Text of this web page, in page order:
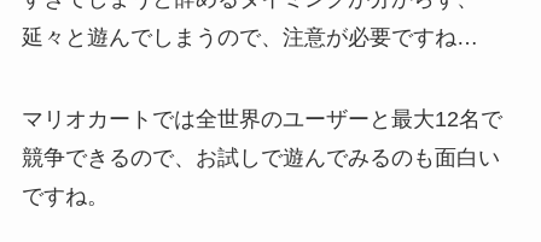
延々と遊んでしまうので、注意が必要ですね…
マリオカートでは全世界のユーザーと最大12名で
競争できるので、お試しで遊んでみるのも面白い
ですね。